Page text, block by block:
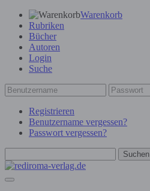
Warenkorb
Rubriken
Bücher
Autoren
Login
Suche
Registrieren
Benutzername vergessen?
Passwort vergessen?
Suchen